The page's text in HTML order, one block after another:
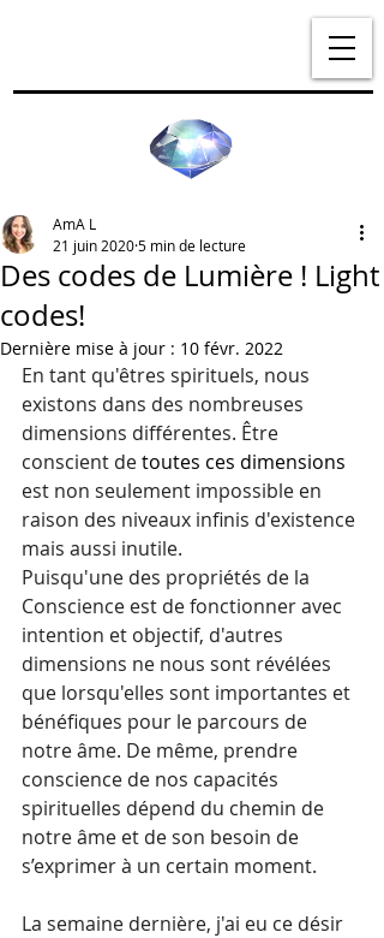
Des codes de Lumière ! Light
codes!
AmA L
21 juin 20205 min de lecture
Dernière mise à jour : 10 févr. 2022
En tant qu'êtres spirituels, nous
existons dans des nombreuses
dimensions différentes. Être
conscient de toutes ces dimensions
est non seulement impossible en
raison des niveaux infinis d'existence
mais aussi inutile.
Puisqu'une des propriétés de la
Conscience est de fonctionner avec
intention et objectif, d'autres
dimensions ne nous sont révélées
que lorsqu'elles sont importantes et
bénéfiques pour le parcours de
notre âme. De même, prendre
conscience de nos capacités
spirituelles dépend du chemin de
notre âme et de son besoin de
s’exprimer à un certain moment.
La semaine dernière, j'ai eu ce désir